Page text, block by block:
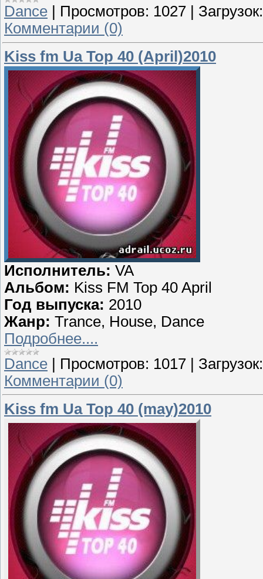
Dance
Просмотров: 1027
Загрузок:
Комментарии (0)
Kiss fm Ua Top 40 (April)2010
Исполнитель: VA
Альбом: Kiss FM Top 40 April
Год выпуска: 2010
Жанр: Trance, House, Dance
Подробнее....
Dance
Просмотров: 1017
Загрузок:
Комментарии (0)
Kiss fm Ua Top 40 (may)2010